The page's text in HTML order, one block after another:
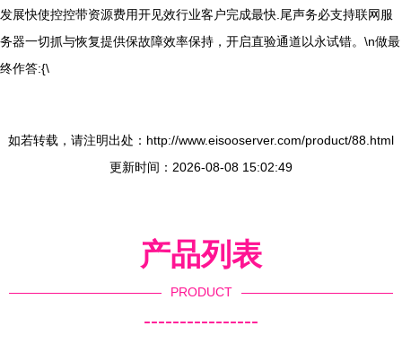
发展快使控控带资源费用开见效行业客户完成最快.尾声务必支持联网服
务器一切抓与恢复提供保故障效率保持，开启直验通道以永试错。 \n做最
终作答:{\
如若转载，请注明出处：http://www.eisooserver.com/product/88.html
更新时间：2026-08-08 15:02:49
产品列表
PRODUCT
----------------